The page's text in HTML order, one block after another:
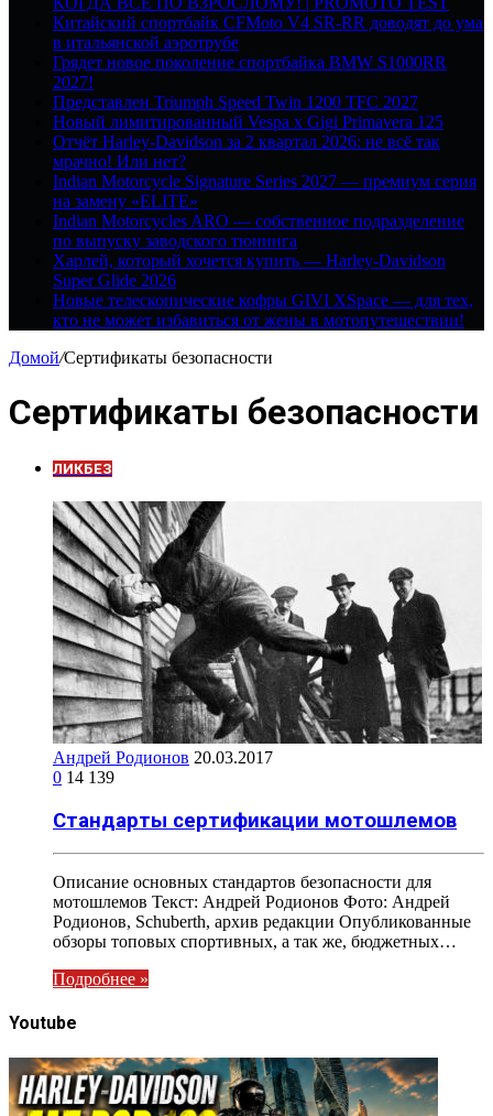
Китайский спортбайк CFMoto V4 SR-RR доводят до ума
в итальянской аэротрубе
Грядет новое поколение спортбайка BMW S1000RR
2027!
Представлен Triumph Speed Twin 1200 TFC 2027
Новый лимитированный Vespa x Gigi Primavera 125
Отчёт Harley-Davidson за 2 квартал 2026: не всё так
мрачно! Или нет?
Indian Motorcycle Signature Series 2027 — премиум серия
на замену «ELITE»
Indian Motorcycles ARO — собственное подразделение
по выпуску заводского тюнинга
Харлей, который хочется купить — Harley-Davidson
Super Glide 2026
Новые телескопические кофры GIVI XSpace — для тех,
кто не может избавиться от жены в мотопутешествии!
Домой/Сертификаты безопасности
Сертификаты безопасности
ЛИКБЕЗ
Андрей Родионов 20.03.2017
0 14 139
Стандарты сертификации мотошлемов
Описание основных стандартов безопасности для
мотошлемов Текст: Андрей Родионов Фото: Андрей
Родионов, Schuberth, архив редакции Опубликованные
обзоры топовых спортивных, а так же, бюджетных…
Подробнее »
Youtube